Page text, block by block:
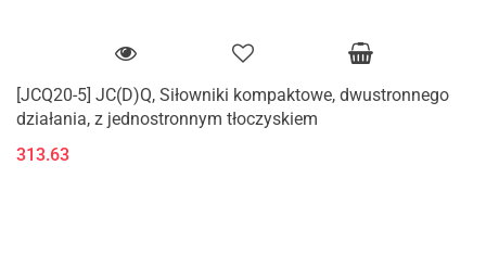
[JCQ20-5] JC(D)Q, Siłowniki kompaktowe, dwustronnego
działania, z jednostronnym tłoczyskiem
313.63